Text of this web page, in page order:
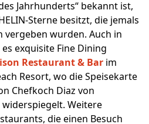
Jahrhunderts“ bekannt ist,
Sterne besitzt, die jemals
vergeben wurden. Auch in
exquisite Fine Dining
Restaurant & Bar im
Resort, wo die Speisekarte
Chefkoch Diaz von
Weitere
die einen Besuch